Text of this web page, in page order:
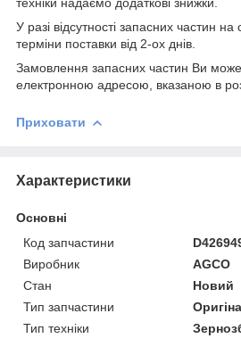
У разі відсутності запасних частин
терміни поставки від 2-ох днів.
Замовлення запасних частин Ви
електронною адресою, вказаною в
Приховати
Характеристики
Основні
Код запчастини
Виробник
AGCO
Стан
Новий
Тип запчастини
Тип техніки